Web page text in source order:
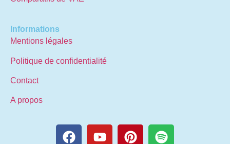
Informations
Mentions légales
Politique de confidentialité
Contact
A propos